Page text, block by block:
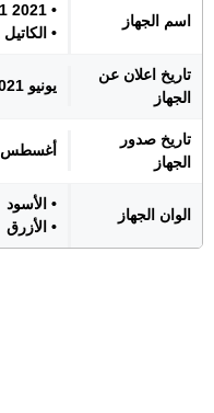
اسم الجهاز
• Alcatel 1 2021
• الكاتيل 1 2021
تاريخ اعلان عن
الجهاز
يونيو 2021
تاريخ صدور
الجهاز
أغسطس 2021
الوان الجهاز
• الأسود
• الأزرق